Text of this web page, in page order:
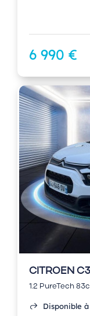
6 990 €
CITROEN
1.2 PureTech
Disponible à